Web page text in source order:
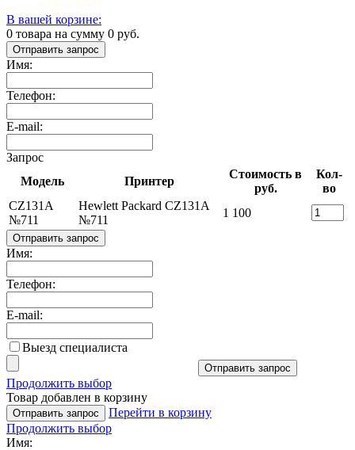
В вашей корзине:
0 товара на сумму 0 руб.
Отправить запрос
Имя:
Телефон:
E-mail:
Запрос
Модель
Принтер
Стоимость в
руб.
Кол-
во
CZ131A
№711
Hewlett Packard CZ131A
№711
1 100
Отправить запрос
Имя:
Телефон:
E-mail:
Выезд специалиста
Отправить запрос
Продолжить выбор
Товар добавлен в корзину
Отправить запрос
Перейти в корзину
Продолжить выбор
Имя: